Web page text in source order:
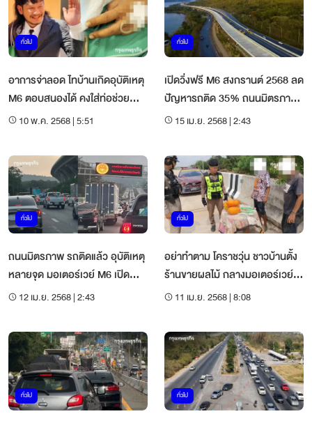
ทั่วไป
อาการจ่าลอด ไทบ้านเกิดอุบัติเหตุ
M6 ตอบสนองได้ คงใส่ท่อช่วย
หายใจ
10 พ.ค. 2568 | 5:51
ทั่วไป
เปิดวิ่งฟรี M6 สงกรานต์ 2568 ลด
ปัญหารถติด 35% ถนนมิตรภาพ
ถ.พหลโยธิน
15 เม.ย. 2568 | 2:43
ทั่วไป
ถนนมิตรภาพ รถติดแล้ว อุบัติเหตุ
หลายจุด มอเตอร์เวย์ M6 เปิด
ระบายรถ
12 เม.ย. 2568 | 2:43
ทั่วไป
อย่าทำตาม โคราชวุ่น ชาวบ้านตั้ง
ร้านขายผลไม้ กลางมอเตอร์เวย์
M611 เม.ย. 2568 | 8:08
ทั่วไป ทั่วไป